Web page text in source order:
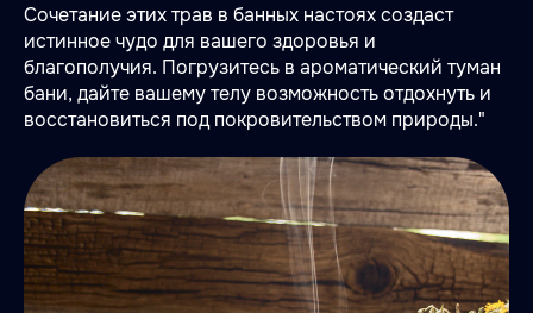
Сочетание этих трав в банных настоях создаст
истинное чудо для вашего здоровья и
благополучия. Погрузитесь в ароматический туман
бани, дайте вашему телу возможность отдохнуть и
восстановиться под покровительством природы."